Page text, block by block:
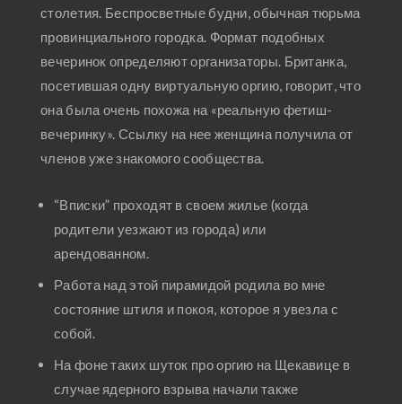
столетия. Беспросветные будни, обычная тюрьма
провинциального городка. Формат подобных
вечеринок определяют организаторы. Британка,
посетившая одну виртуальную оргию, говорит, что
она была очень похожа на «реальную фетиш-
вечеринку». Ссылку на нее женщина получила от
членов уже знакомого сообщества.
“Вписки” проходят в своем жилье (когда
родители уезжают из города) или
арендованном.
Работа над этой пирамидой родила во мне
состояние штиля и покоя, которое я увезла с
собой.
На фоне таких шуток про оргию на Щекавице в
случае ядерного взрыва начали также